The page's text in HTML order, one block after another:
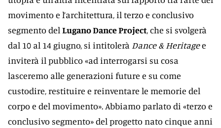
movimento e l’architettura, il terzo e conclusivo
segmento del Lugano Dance Project, che si svolgerà
dal 10 al 14 giugno, si intitolerà Dance & Heritagee
inviterà il pubblico «ad interrogarsi su cosa
lasceremo alle generazioni future e su come
custodire, restituire e reinventare le memorie del
corpo e del movimento». Abbiamo parlato di «terzo e
conclusivo segmento» del progetto nato cinque anni